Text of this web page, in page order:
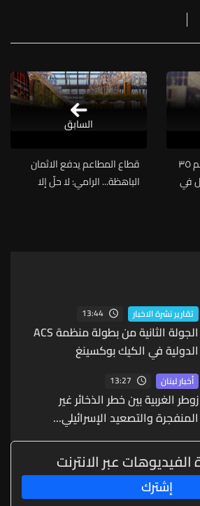
الصليب الأحمر اللبناني سلّم ٣٥
في
قطاع المطاعم يدفع الاثمان
الباهظة... الرامي: لا حلّ إلا
السابق
تقارير نشرة الاخبار 13:44
الجولة الثانية من بطولة منظمة ACS
الدولية في الكيك بوكسينغ
أخبار لبنان 13:27
زوطر الغربية بين خطر الذخائر غير
المنفجرة والتصعيد الإسرائيلي...
عبر الانترنت
إشترك